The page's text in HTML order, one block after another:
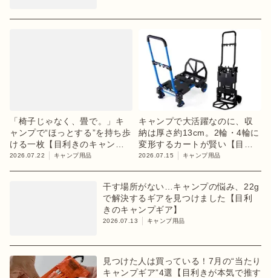
「椅子じゃなく、畳で。」キ
ャンプで“ほっとする”を持ち歩
ける一枚【目利きのキャンプ
ギア】
2026.07.22 キャンプ用品
キャンプで大活躍なのに、収
納は厚さ約13cm。2輪・4輪に
変形するカートが賢い【目利
きのキャンプギア】
2026.07.15 キャンプ用品
干す場所がない…キャンプの悩み、22g
で解決するギアを見つけました【目利
きのキャンプギア】
2026.07.13 キャンプ用品
見つけた人は買っている！7月の“当たり
キャンプギア”4選【目利きが本気で推す